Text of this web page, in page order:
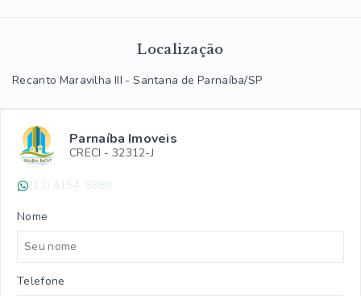
Localização
Recanto Maravilha III - Santana de Parnaíba/SP
Parnaíba Imoveis
CRECI - 32312-J
(11) 4154-5889
Nome
Telefone